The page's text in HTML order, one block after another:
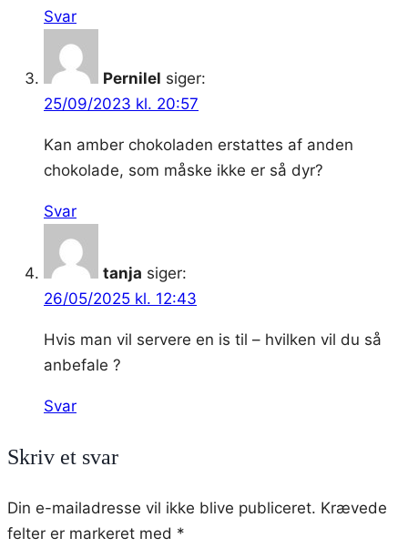
Svar
Pernilel siger:
25/09/2023 kl. 20:57
Kan amber chokoladen erstattes af anden
chokolade, som måske ikke er så dyr?
Svar
tanja siger:
26/05/2025 kl. 12:43
Hvis man vil servere en is til – hvilken vil du så
anbefale ?
Svar
Skriv et svar
Din e-mailadresse vil ikke blive publiceret. Krævede
felter er markeret med *